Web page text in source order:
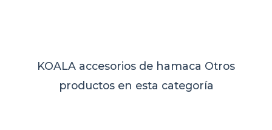
KOALA accesorios de hamaca Otros
productos en esta categoría